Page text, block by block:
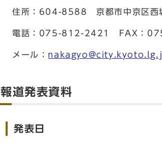
住所：604-8588 京都市中京区西
電話：075-812-2421 FAX：
メール：
報道発表資料
発表日